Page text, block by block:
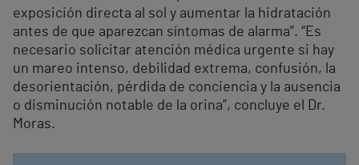
exposición directa al sol y aumentar la hidratación
antes de que aparezcan síntomas de alarma”. “Es
necesario solicitar atención médica urgente si hay
un mareo intenso, debilidad extrema, confusión, la
desorientación, pérdida de conciencia y la ausencia
o disminución notable de la orina”, concluye el Dr.
Moras.